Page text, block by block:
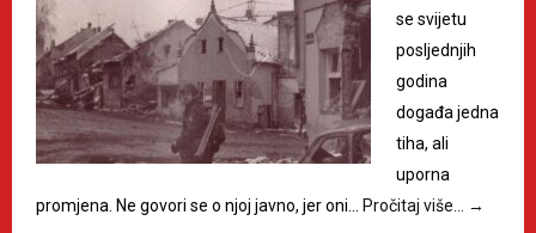
se svijetu
posljednjih
godina
događa jedna
tiha, ali
uporna
promjena. Ne govori se o njoj javno, jer oni… Pročitaj više… →